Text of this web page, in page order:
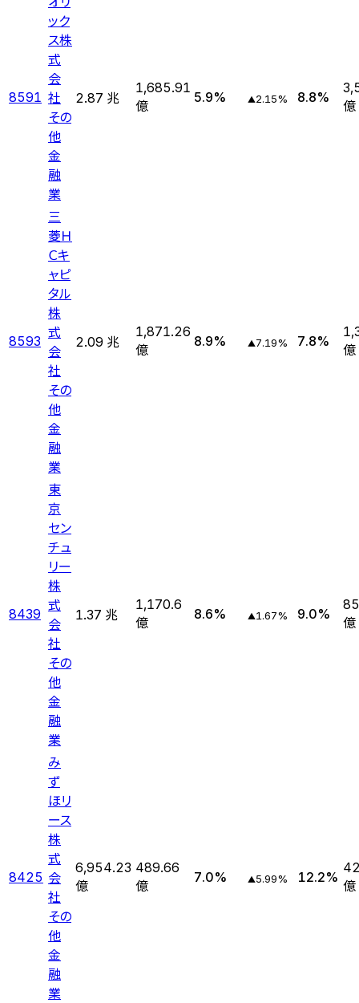
8591
ック
ス株
式
会
社
その
他
金
融
業
2.87 兆
1,685.91
億
5.9% ▲2.15% 8.8%
億
8593
三
菱Ｈ
Ｃキ
ャピ
タル
株
式
会
社
その
他
金
融
業
2.09 兆
1,871.26
億
8.9% ▲7.19% 7.8%
億
8439
東
京
セン
チュ
リー
株
式
会
社
その
他
金
融
業
1.37 兆
1,170.6
億
8.6% ▲1.67% 9.0%
億
8425
み
ず
ほリ
ース
株
式
会
社
その
他
金
融
業
6,954.23
億
489.66
億
7.0% ▲5.99% 12.2%
億